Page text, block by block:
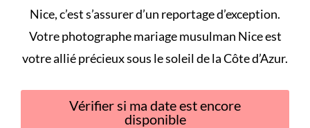
Nice, c’est s’assurer d’un reportage d’exception.
Votre photographe mariage musulman Nice est
votre allié précieux sous le soleil de la Côte d’Azur.
Vérifier si ma date est encore
disponible